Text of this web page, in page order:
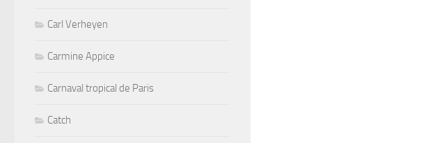
Carl Verheyen
Carmine Appice
Carnaval tropical de Paris
Catch